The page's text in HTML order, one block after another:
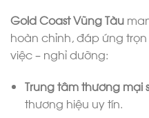
Gold Coast Vũng Tàu
hoàn chỉnh, đáp ứng
việc – nghỉ dưỡng:
Trung tâm thương mại
thương hiệu uy tín.